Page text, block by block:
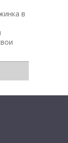
в